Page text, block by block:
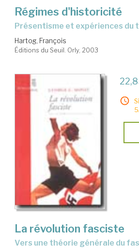
Régimes d'historicité
présentisme et expériences du
Hartog, François
Éditions du Seuil. Orly, 2003
La révolution fasciste
vers une théorie générale du